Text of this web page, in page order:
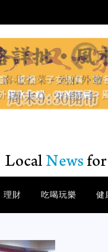
理財 吃喝玩樂 健